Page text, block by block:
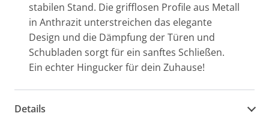
stabilen Stand. Die grifflosen Profile aus Metall
in Anthrazit unterstreichen das elegante
Design und die Dämpfung der Türen und
Schubladen sorgt für ein sanftes Schließen.
Ein echter Hingucker für dein Zuhause!
Details